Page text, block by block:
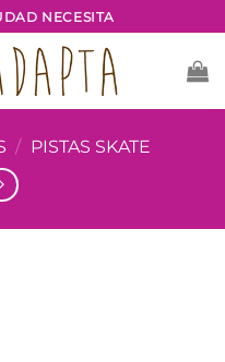
NECESITA
/ PISTAS SKATE